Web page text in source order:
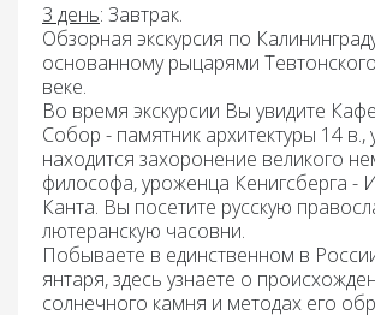
3 день: Завтрак.
Обзорная экскурсия по
основанному рыцарями
веке.
Во время экскурсии Вы увидите
Собор - памятник архитектуры 14 в.,
находится захоронение великого
философа, уроженца Кенигсберга -
Канта. Вы посетите русскую
лютеранскую часовни.
Побываете в единственном в
янтаря, здесь узнаете о
солнечного камня и методах его